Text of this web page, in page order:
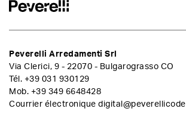
Peverelli Arredamenti Srl
Via Clerici, 9 - 22070 - Bulgarograsso CO
Tél. +39 031 930129
Mob. +39 349 6648428
Courrier électronique